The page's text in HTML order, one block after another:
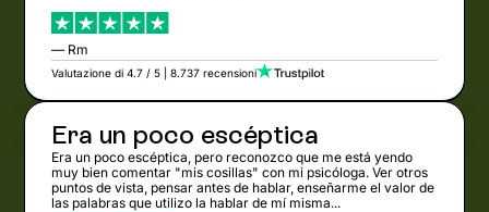
— Rm
Valutazione di 4.7 / 5 | 8.737 recensioni
Era un poco escéptica
Era un poco escéptica, pero reconozco que me está yendo
muy bien comentar "mis cosillas" con mi psicóloga. Ver otros
puntos de vista, pensar antes de hablar, enseñarme el valor de
las palabras que utilizo la hablar de mí misma...